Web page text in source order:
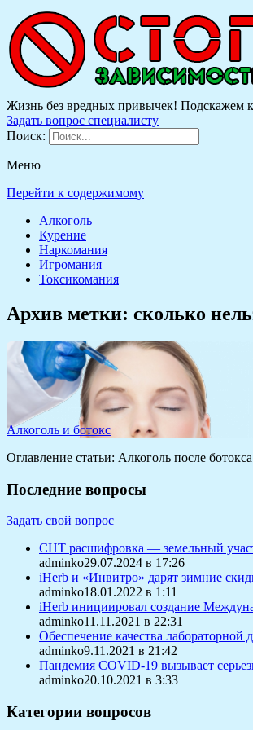
Жизнь без вредных привычек! Подскажем
Задать вопрос специалисту
Поиск:
Меню
Перейти к содержимому
Алкоголь
Курение
Наркомания
Игромания
Токсикомания
Архив метки: сколько
Алкоголь и ботокс
Оглавление статьи: Алкоголь после
Последние вопросы
Задать свой вопрос
СНТ расшифровка — земельный
adminko29.07.2024 в 17:26
iHerb и «Инвитро» дарят зимние
adminko18.01.2022 в 1:11
iHerb инициировал создание
adminko11.11.2021 в 22:31
Обеспечение качества лабораторной
adminko9.11.2021 в 21:42
Пандемия COVID-19 вызывает
adminko20.10.2021 в 3:33
Категории вопросов